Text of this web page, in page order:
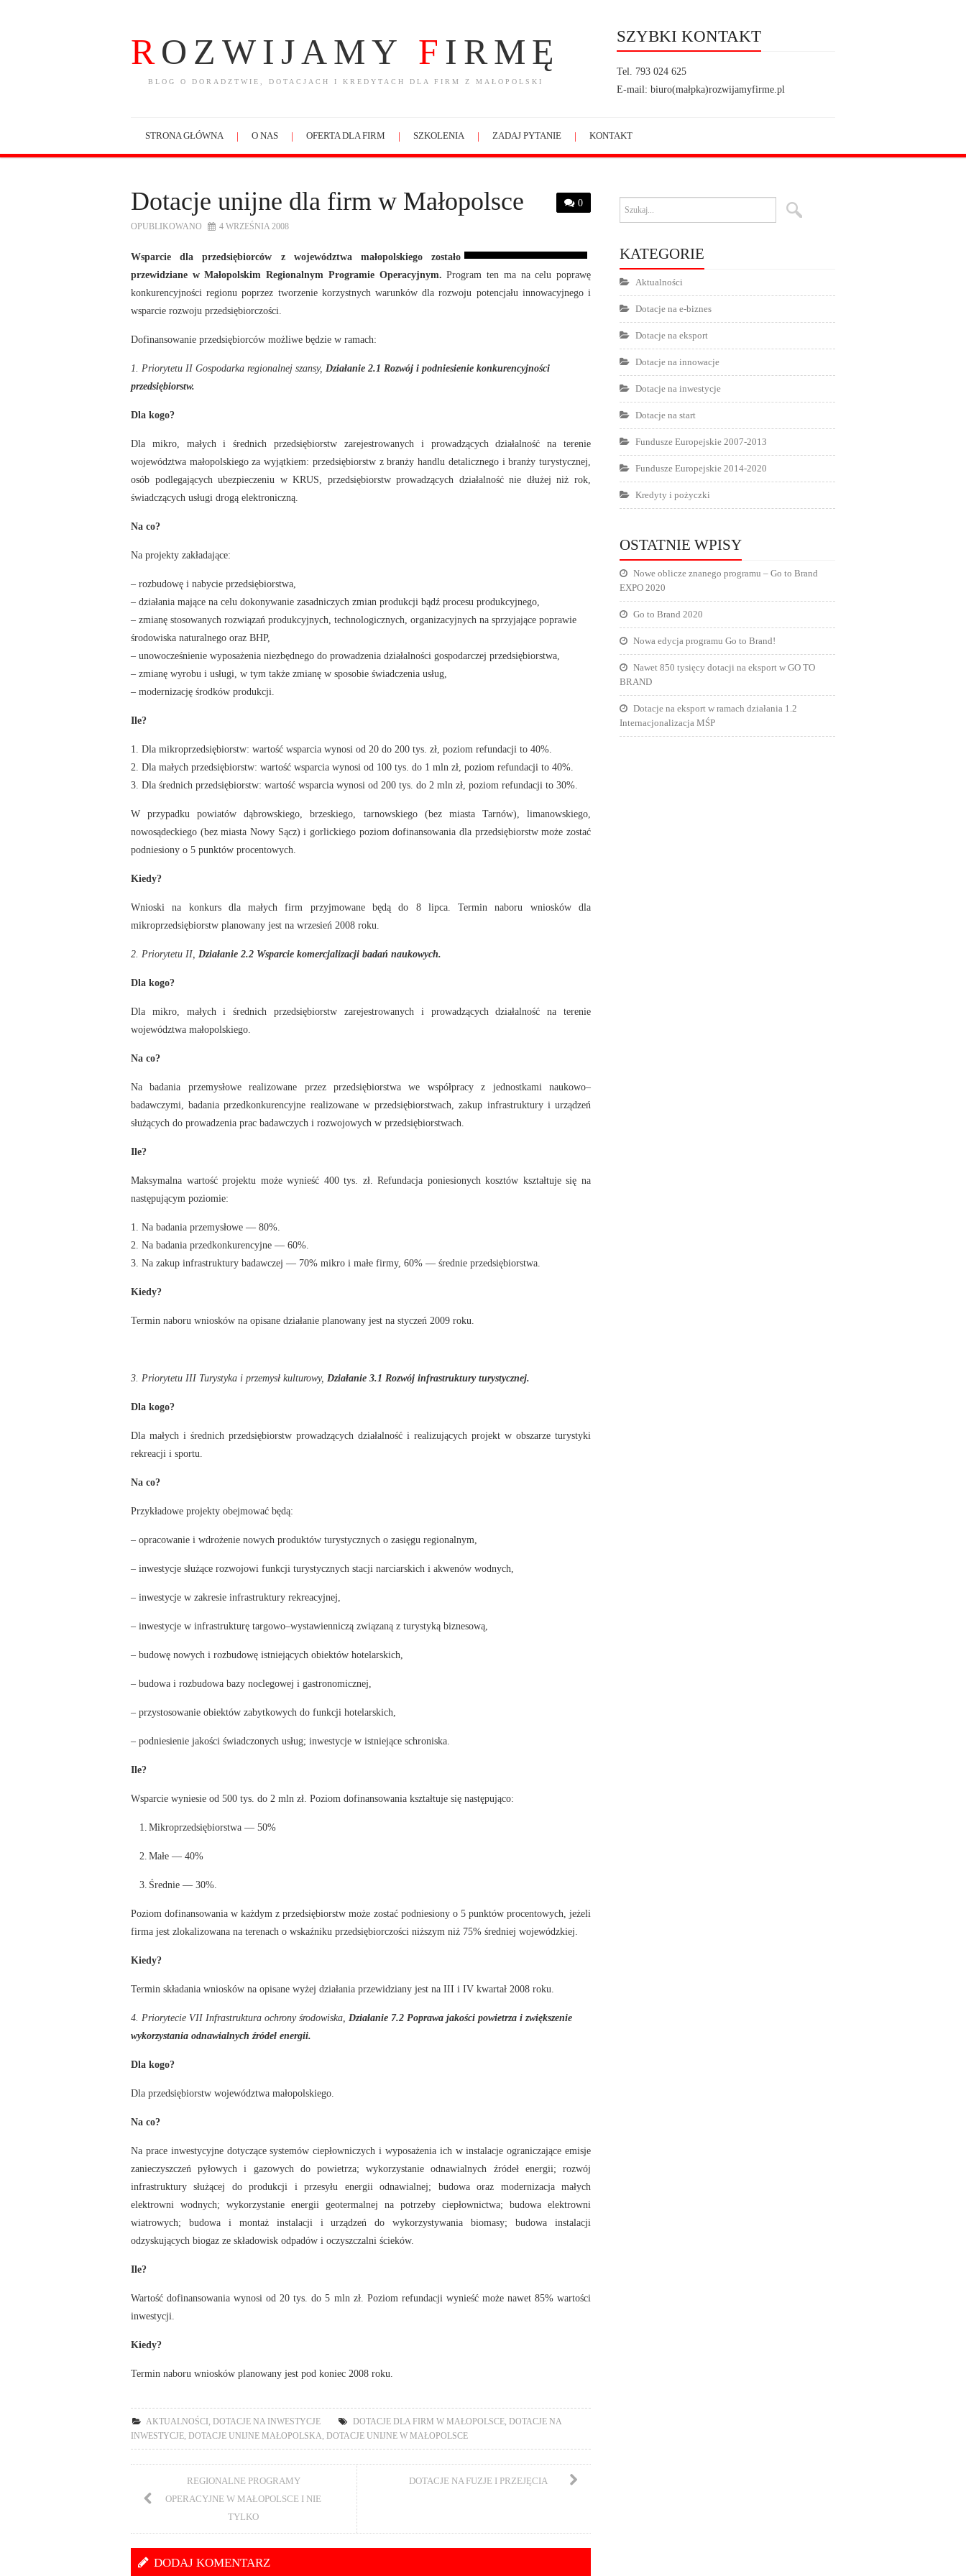
ROZWIJAMY F IRMĘ
BLOG O DORADZTWIE, DOTACJACH I KREDYTACH DLA FIRM Z MAŁOPOLSKI
SZYBKI KONTAKT
Tel. 793 024 625
E-mail: biuro(małpka)rozwijamyfirme.pl
STRONA GŁÓWNA O NAS OFERTA DLA FIRM SZKOLENIA ZADAJ PYTANIE KONTAKT
0
Dotacje unijne dla firm w Małopolsce
OPUBLIKOWANO 4 WRZEŚNIA 2008
Wsparcie dla przedsiębiorców z województwa małopolskiego zostało
przewidziane w Małopolskim Regionalnym Programie Operacyjnym. Program ten ma na celu poprawę
konkurencyjności regionu poprzez tworzenie korzystnych warunków dla rozwoju potencjału innowacyjnego i
wsparcie rozwoju przedsiębiorczości.
Dofinansowanie przedsiębiorców możliwe będzie w ramach:
1. Priorytetu II Gospodarka regionalnej szansy, Działanie 2.1 Rozwój i podniesienie konkurencyjności
przedsiębiorstw.
Dla kogo?
Dla mikro, małych i średnich przedsiębiorstw zarejestrowanych i prowadzących działalność na terenie
województwa małopolskiego za wyjątkiem: przedsiębiorstw z branży handlu detalicznego i branży turystycznej,
osób podlegających ubezpieczeniu w KRUS, przedsiębiorstw prowadzących działalność nie dłużej niż rok,
świadczących usługi drogą elektroniczną.
Na co?
Na projekty zakładające:
– rozbudowę i nabycie przedsiębiorstwa,
– działania mające na celu dokonywanie zasadniczych zmian produkcji bądź procesu produkcyjnego,
– zmianę stosowanych rozwiązań produkcyjnych, technologicznych, organizacyjnych na sprzyjające poprawie
środowiska naturalnego oraz BHP,
– unowocześnienie wyposażenia niezbędnego do prowadzenia działalności gospodarczej przedsiębiorstwa,
– zmianę wyrobu i usługi, w tym także zmianę w sposobie świadczenia usług,
– modernizację środków produkcji.
Ile?
1. Dla mikroprzedsiębiorstw: wartość wsparcia wynosi od 20 do 200 tys. zł, poziom refundacji to 40%.
2. Dla małych przedsiębiorstw: wartość wsparcia wynosi od 100 tys. do 1 mln zł, poziom refundacji to 40%.
3. Dla średnich przedsiębiorstw: wartość wsparcia wynosi od 200 tys. do 2 mln zł, poziom refundacji to 30%.
W przypadku powiatów dąbrowskiego, brzeskiego, tarnowskiego (bez miasta Tarnów), limanowskiego,
nowosądeckiego (bez miasta Nowy Sącz) i gorlickiego poziom dofinansowania dla przedsiębiorstw może zostać
podniesiony o 5 punktów procentowych.
Kiedy?
Wnioski na konkurs dla małych firm przyjmowane będą do 8 lipca. Termin naboru wniosków dla
mikroprzedsiębiorstw planowany jest na wrzesień 2008 roku.
2. Priorytetu II, Działanie 2.2 Wsparcie komercjalizacji badań naukowych.
Dla kogo?
Dla mikro, małych i średnich przedsiębiorstw zarejestrowanych i prowadzących działalność na terenie
województwa małopolskiego.
Na co?
Na badania przemysłowe realizowane przez przedsiębiorstwa we współpracy z jednostkami naukowo–
badawczymi, badania przedkonkurencyjne realizowane w przedsiębiorstwach, zakup infrastruktury i urządzeń
służących do prowadzenia prac badawczych i rozwojowych w przedsiębiorstwach.
Ile?
Maksymalna wartość projektu może wynieść 400 tys. zł. Refundacja poniesionych kosztów kształtuje się na
następującym poziomie:
1. Na badania przemysłowe — 80%.
2. Na badania przedkonkurencyjne — 60%.
3. Na zakup infrastruktury badawczej — 70% mikro i małe firmy, 60% — średnie przedsiębiorstwa.
Kiedy?
Termin naboru wniosków na opisane działanie planowany jest na styczeń 2009 roku.
3. Priorytetu III Turystyka i przemysł kulturowy, Działanie 3.1 Rozwój infrastruktury turystycznej.
Dla kogo?
Dla małych i średnich przedsiębiorstw prowadzących działalność i realizujących projekt w obszarze turystyki
rekreacji i sportu.
Na co?
Przykładowe projekty obejmować będą:
– opracowanie i wdrożenie nowych produktów turystycznych o zasięgu regionalnym,
– inwestycje służące rozwojowi funkcji turystycznych stacji narciarskich i akwenów wodnych,
– inwestycje w zakresie infrastruktury rekreacyjnej,
– inwestycje w infrastrukturę targowo–wystawienniczą związaną z turystyką biznesową,
– budowę nowych i rozbudowę istniejących obiektów hotelarskich,
– budowa i rozbudowa bazy noclegowej i gastronomicznej,
– przystosowanie obiektów zabytkowych do funkcji hotelarskich,
– podniesienie jakości świadczonych usług; inwestycje w istniejące schroniska.
Ile?
Wsparcie wyniesie od 500 tys. do 2 mln zł. Poziom dofinansowania kształtuje się następująco:
1. Mikroprzedsiębiorstwa — 50%
2. Małe — 40%
3. Średnie — 30%.
Poziom dofinansowania w każdym z przedsiębiorstw może zostać podniesiony o 5 punktów procentowych, jeżeli
firma jest zlokalizowana na terenach o wskaźniku przedsiębiorczości niższym niż 75% średniej wojewódzkiej.
Kiedy?
Termin składania wniosków na opisane wyżej działania przewidziany jest na III i IV kwartał 2008 roku.
4. Priorytecie VII Infrastruktura ochrony środowiska, Działanie 7.2 Poprawa jakości powietrza i zwiększenie
wykorzystania odnawialnych źródeł energii.
Dla kogo?
Dla przedsiębiorstw województwa małopolskiego.
Na co?
Na prace inwestycyjne dotyczące systemów ciepłowniczych i wyposażenia ich w instalacje ograniczające emisje
zanieczyszczeń pyłowych i gazowych do powietrza; wykorzystanie odnawialnych źródeł energii; rozwój
infrastruktury służącej do produkcji i przesyłu energii odnawialnej; budowa oraz modernizacja małych
elektrowni wodnych; wykorzystanie energii geotermalnej na potrzeby ciepłownictwa; budowa elektrowni
wiatrowych; budowa i montaż instalacji i urządzeń do wykorzystywania biomasy; budowa instalacji
odzyskujących biogaz ze składowisk odpadów i oczyszczalni ścieków.
Ile?
Wartość dofinansowania wynosi od 20 tys. do 5 mln zł. Poziom refundacji wynieść może nawet 85% wartości
inwestycji.
Kiedy?
Termin naboru wniosków planowany jest pod koniec 2008 roku.
AKTUALNOŚCI DOTACJE NA INWESTYCJE DOTACJE DLA FIRM W MAŁOPOLSCE, DOTACJE NA
INWESTYCJE DOTACJE UNIJNE MAŁOPOLSKA DOTACJE UNIJNE W MAŁOPOLSCE
REGIONALNE PROGRAMY
OPERACYJNE W MAŁOPOLSCE I NIE
TYLKO
DOTACJE NA FUZJE I PRZEJĘCIA
DODAJ KOMENTARZ
KATEGORIE
Aktualności
Dotacje na e-biznes
Dotacje na eksport
Dotacje na innowacje
Dotacje na inwestycje
Dotacje na start
Fundusze Europejskie 2007-2013
Fundusze Europejskie 2014-2020
Kredyty i pożyczki
OSTATNIE WPISY
Nowe oblicze znanego programu – Go to Brand
EXPO 2020
Go to Brand 2020
Nowa edycja programu Go to Brand!
Nawet 850 tysięcy dotacji na eksport w GO TO
BRAND
Dotacje na eksport w ramach działania 1.2
Internacjonalizacja MŚP